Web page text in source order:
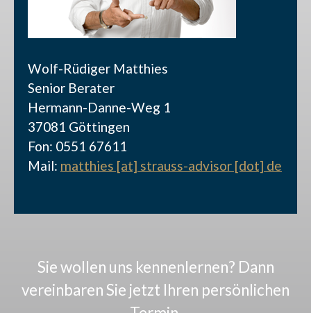
Wolf-Rüdiger Matthies
Senior Berater
Hermann-Danne-Weg 1
37081 Göttingen
Fon: 0551 67611
Mail: matthies [at] strauss-advisor [dot] de
Sie wollen uns kennenlernen? Dann
vereinbaren Sie jetzt Ihren persönlichen